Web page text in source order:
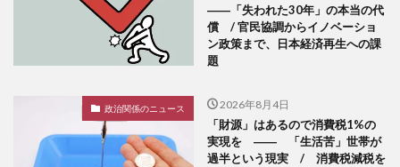
――「失われた30年」の本当の代
償 / 官民協調からイノベーショ
ン政策まで、日本経済再生への課
題
政治関係のニュース 2026年8月4日
「財源」はあるので消費税1%の
実現を ―― 「生活苦」世帯が
過半という現実 / 消費税減税を